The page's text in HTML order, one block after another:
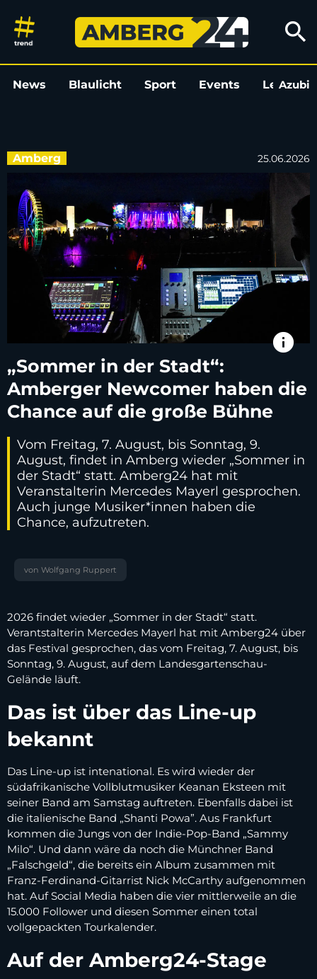
„Sommer in der Stadt“:
search
News Blaulicht Sport Events LeoAzubi
Amberg 25.06.2026
info
„Sommer in der Stadt“:
Amberger Newcomer haben die
Chance auf die große Bühne
Vom Freitag, 7. August, bis Sonntag, 9.
August, findet in Amberg wieder „Sommer in
der Stadt“ statt. Amberg24 hat mit
Veranstalterin Mercedes Mayerl gesprochen.
Auch junge Musiker*innen haben die
Chance, aufzutreten.
von Wolfgang Ruppert
2026 findet wieder „Sommer in der Stadt“ statt.
Verantstalterin Mercedes Mayerl hat mit Amberg24 über
das Festival gesprochen, das vom Freitag, 7. August, bis
Sonntag, 9. August, auf dem Landesgartenschau-
Gelände läuft.
Das ist über das Line-up
bekannt
Das Line-up ist intenational. Es wird wieder der
südafrikanische Vollblutmusiker Keanan Eksteen mit
seiner Band am Samstag auftreten. Ebenfalls dabei ist
die italienische Band „Shanti Powa”. Aus Frankfurt
kommen die Jungs von der Indie-Pop-Band „Sammy
Milo“. Und dann wäre da noch die Münchner Band
„Falschgeld“, die bereits ein Album zusammen mit
Franz-Ferdinand-Gitarrist Nick McCarthy aufgenommen
hat. Auf Social Media haben die vier mittlerweile an die
15.000 Follower und diesen Sommer einen total
vollgepackten Tourkalender.
Auf der Amberg24-Stage